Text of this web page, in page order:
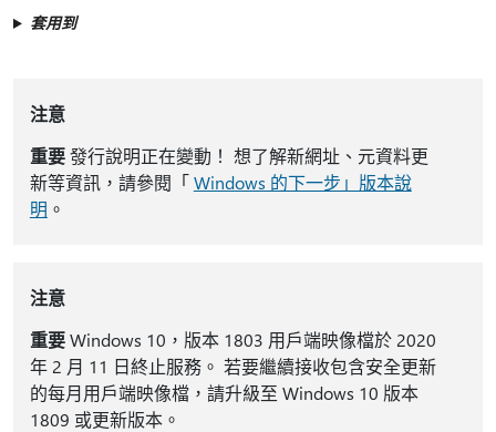
套用到
注意
重要發行說明正在變動！ 想了解新網址、元資料更
新等資訊，請參閱「Windows 的下一步」版本說
明 。
注意
重要Windows 10，版本 1803 用戶端映像檔於 2020
年 2 月 11 日終止服務。 若要繼續接收包含安全更新
的每月用戶端映像檔，請升級至 Windows 10 版本
1809 或更新版本。